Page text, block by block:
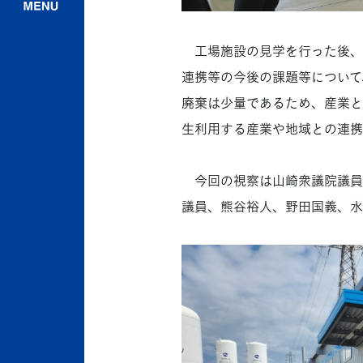
工場施設の見学を行った後
連携等の今後の課題等につい
廃棄は少量であるため、産業
生利用する産業や地域との連
今回の視察は山崎衆議院議
議員、熊谷裕人、野田国義、